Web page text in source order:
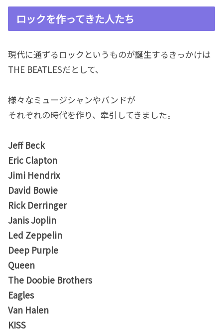
ロックを作ってきた人たち
現代に通ずるロックというものが誕生するきっかけは
THE BEATLESだとして、
様々なミュージシャンやバンドが
それぞれの時代を作り、牽引してきました。
Jeff Beck
Eric Clapton
Jimi Hendrix
David Bowie
Rick Derringer
Janis Joplin
Led Zeppelin
Deep Purple
Queen
The Doobie Brothers
Eagles
Van Halen
KISS